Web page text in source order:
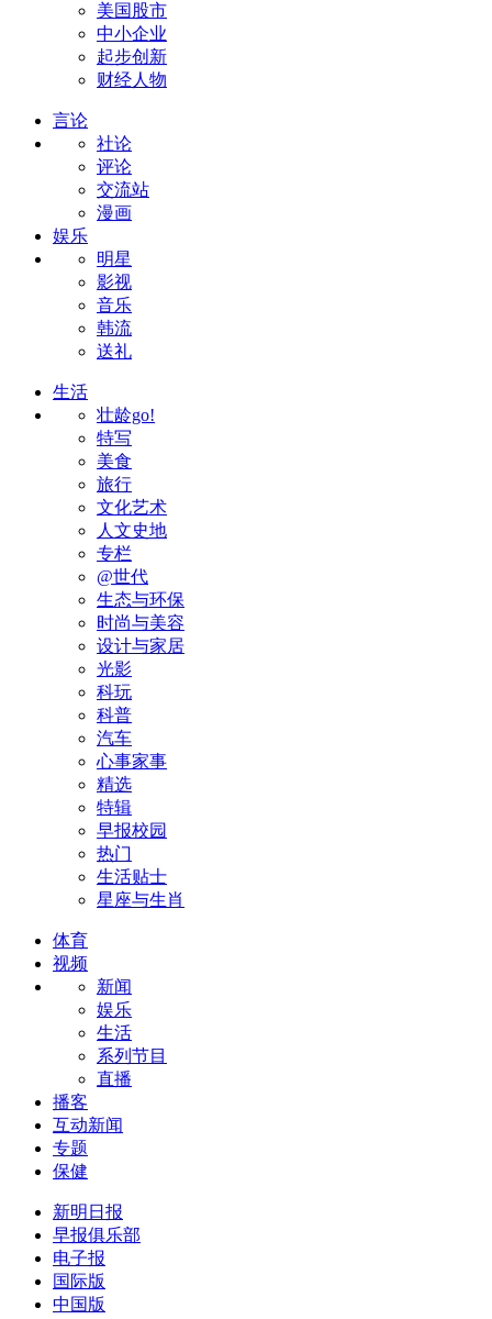
美国股市
中小企业
起步创新
财经人物
言论
社论
评论
交流站
漫画
娱乐
明星
影视
音乐
韩流
送礼
生活
壮龄go!
特写
美食
旅行
文化艺术
人文史地
专栏
@世代
生态与环保
时尚与美容
设计与家居
光影
科玩
科普
汽车
心事家事
精选
特辑
早报校园
热门
生活贴士
星座与生肖
体育
视频
新闻
娱乐
生活
系列节目
直播
播客
互动新闻
专题
保健
新明日报
早报俱乐部
电子报
国际版
中国版